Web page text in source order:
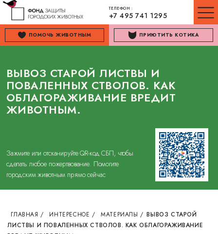
ТЕЛЕФОН :
+7 495 741 1295
ПОМОЧЬ ЖИВОТНЫМ ПРИЮТИТЬ КОТИКА
ВЫВОЗ СТАРОЙ ЛИСТВЫ И
ПОВАЛЕННЫХ СТВОЛОВ. КАК
ОБЛАГОРАЖИВАНИЕ ВРЕДИТ
ЖИВОТНЫМ.
Зажмите или отсканируйте QR-код СБП, чтобы
сделать любое пожертвование. Помогите
городским животным прямо сейчас
ГЛАВНАЯ / ИНТЕРЕСНОЕ / МАТЕРИАЛЫ / ВЫВОЗ СТАРОЙ
ЛИСТВЫ И ПОВАЛЕННЫХ СТВОЛОВ. КАК ОБЛАГОРАЖИВАНИЕ